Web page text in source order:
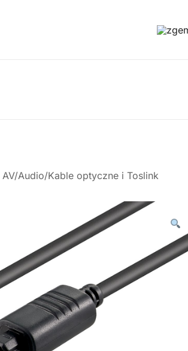
AV/Audio/Kable optyczne i Toslink